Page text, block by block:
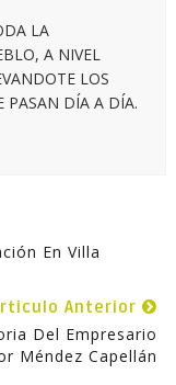
LA
A NIVEL
LOS
PASAN DÍA A DÍA.
En Villa
Anterior
Del Empresario
Méndez Capellán